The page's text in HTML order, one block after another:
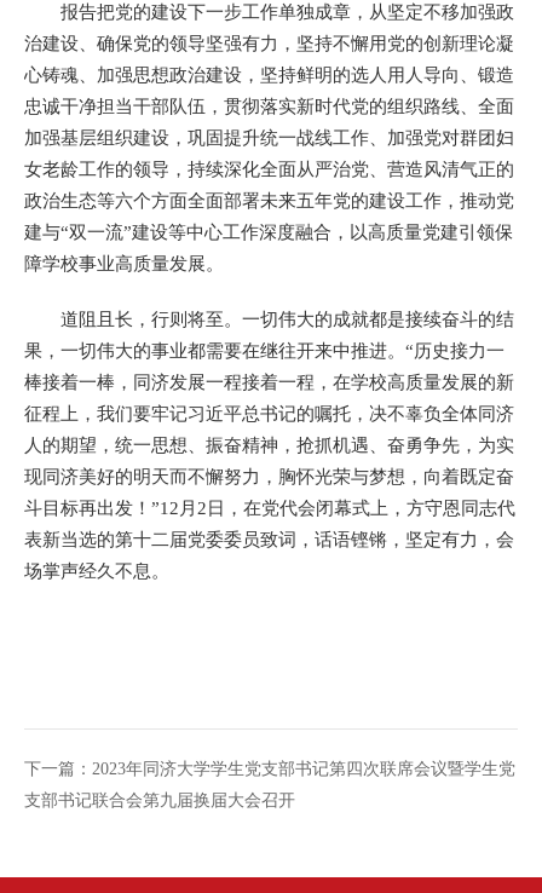
报告把党的建设下一步工作单独成章，从坚定不移加强政
治建设、确保党的领导坚强有力，坚持不懈用党的创新理论凝
心铸魂、加强思想政治建设，坚持鲜明的选人用人导向、锻造
忠诚干净担当干部队伍，贯彻落实新时代党的组织路线、全面
加强基层组织建设，巩固提升统一战线工作、加强党对群团妇
女老龄工作的领导，持续深化全面从严治党、营造风清气正的
政治生态等六个方面全面部署未来五年党的建设工作，推动党
建与“双一流”建设等中心工作深度融合，以高质量党建引领保
障学校事业高质量发展。
道阻且长，行则将至。一切伟大的成就都是接续奋斗的结
果，一切伟大的事业都需要在继往开来中推进。“历史接力一
棒接着一棒，同济发展一程接着一程，在学校高质量发展的新
征程上，我们要牢记习近平总书记的嘱托，决不辜负全体同济
人的期望，统一思想、振奋精神，抢抓机遇、奋勇争先，为实
现同济美好的明天而不懈努力，胸怀光荣与梦想，向着既定奋
斗目标再出发！”12月2日，在党代会闭幕式上，方守恩同志代
表新当选的第十二届党委委员致词，话语铿锵，坚定有力，会
场掌声经久不息。
下一篇： 2023年同济大学学生党支部书记第四次联席会议暨学生党
支部书记联合会第九届换届大会召开